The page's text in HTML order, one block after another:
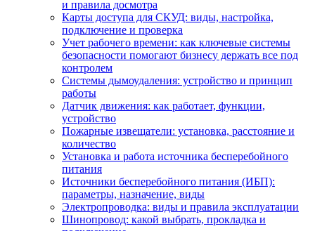
и правила досмотра
Карты доступа для СКУД: виды, настройка,
подключение и проверка
Учет рабочего времени: как ключевые системы
безопасности помогают бизнесу держать все под
контролем
Системы дымоудаления: устройство и принцип
работы
Датчик движения: как работает, функции,
устройство
Пожарные извещатели: установка, расстояние и
количество
Установка и работа источника бесперебойного
питания
Источники бесперебойного питания (ИБП):
параметры, назначение, виды
Электропроводка: виды и правила эксплуатации
Шинопровод: какой выбрать, прокладка и